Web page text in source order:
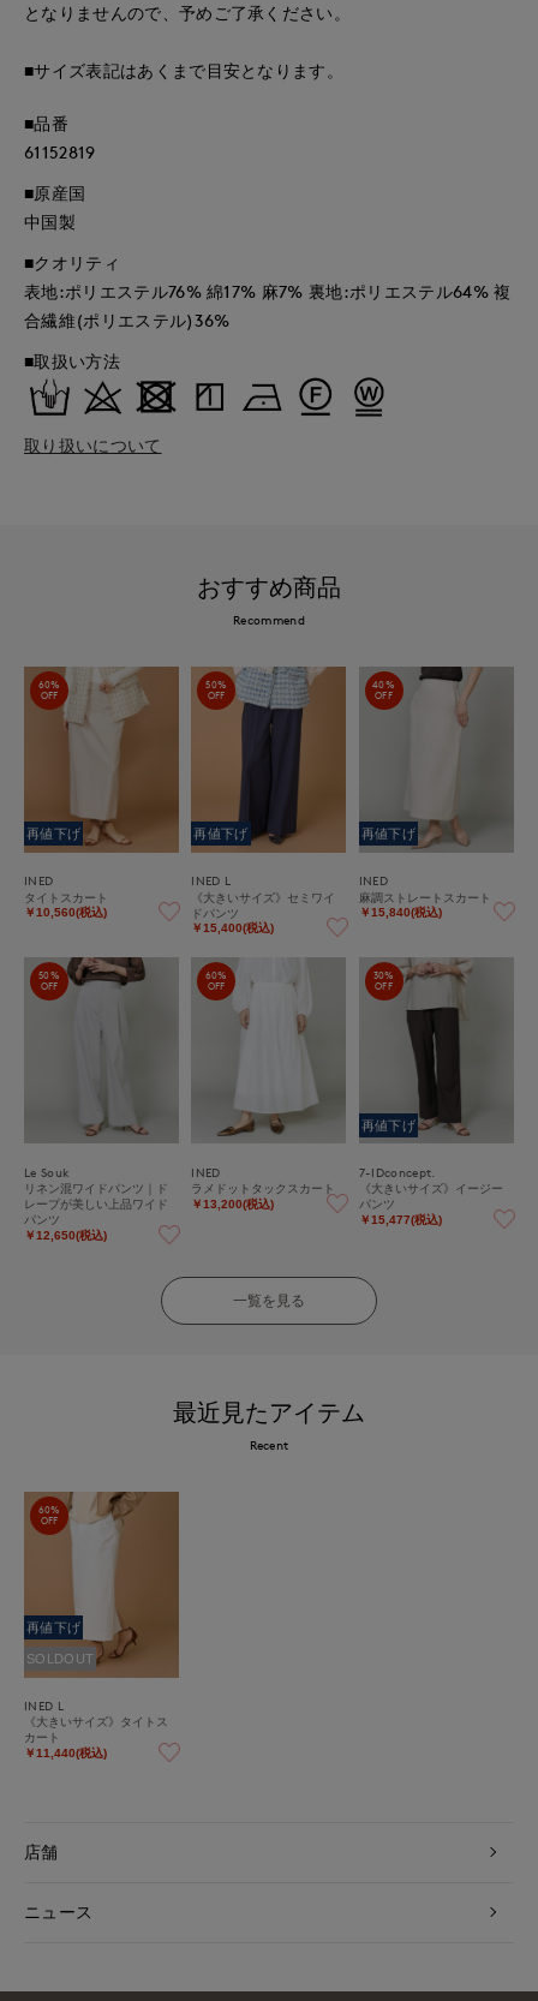
となりませんので、予めご了承ください。
■サイズ表記はあくまで目安となります。
■品番
61152819
■原産国
中国製
■クオリティ
表地:ポリエステル76% 綿17% 麻7% 裏地:ポリエステル64% 複
合繊維(ポリエステル)36%
■取扱い方法
取り扱いについて
おすすめ商品
Recommend
60%
OFF
再値下げ
INED
タイトスカート
￥10,560(税込)
50%
OFF
再値下げ
INED L
《大きいサイズ》セミワイ
ドパンツ
￥15,400(税込)
40%
OFF
再値下げ
INED
麻調ストレートスカート
￥15,840(税込)
50%
OFF
Le Souk
リネン混ワイドパンツ｜ド
レープが美しい上品ワイド
パンツ
￥12,650(税込)
60%
OFF
INED
ラメドットタックスカート
￥13,200(税込)
30%
OFF
再値下げ
7-IDconcept.
《大きいサイズ》イージー
パンツ
￥15,477(税込)
一覧を見る
最近見たアイテム
Recent
60%
OFF
再値下げ
SOLDOUT
INED L
《大きいサイズ》タイトス
カート
￥11,440(税込)
店舗
ニュース